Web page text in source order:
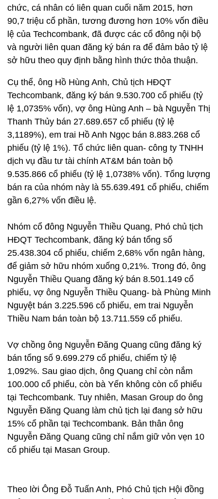
chức, cá nhân có liên quan cuối năm 2015, hơn
90,7 triệu cổ phần, tương đương hơn 10% vốn điều
lệ của Techcombank, đã được các cổ đông nội bộ
và người liên quan đăng ký bán ra để đảm bảo tỷ lệ
sở hữu theo quy định bằng hình thức thỏa thuận.
Cụ thể, ông Hồ Hùng Anh, Chủ tịch HĐQT
Techcombank, đăng ký bán 9.530.700 cổ phiếu (tỷ
lệ 1,0735% vốn), vợ ông Hùng Anh – bà Nguyễn Thị
Thanh Thủy bán 27.689.657 cổ phiếu (tỷ lệ
3,1189%), em trai Hồ Anh Ngọc bán 8.883.268 cổ
phiếu (tỷ lệ 1%). Tổ chức liên quan- công ty TNHH
dịch vụ đầu tư tài chính AT&M bán toàn bộ
9.535.866 cổ phiếu (tỷ lệ 1,0738% vốn). Tổng lượng
bán ra của nhóm này là 55.639.491 cổ phiếu, chiếm
gần 6,27% vốn điều lệ.
Nhóm cổ đông Nguyễn Thiều Quang, Phó chủ tịch
HĐQT Techcombank, đăng ký bán tổng số
25.438.304 cổ phiếu, chiếm 2,68% vốn ngân hàng,
để giảm sở hữu nhóm xuống 0,21%. Trong đó, ông
Nguyễn Thiều Quang đăng ký bán 8.501.149 cổ
phiếu, vợ ông Nguyễn Thiều Quang- bà Phùng Minh
Nguyệt bán 3.225.596 cổ phiếu, em trai Nguyễn
Thiều Nam bán toàn bộ 13.711.559 cổ phiếu.
Vợ chồng ông Nguyễn Đăng Quang cũng đăng ký
bán tổng số 9.699.279 cổ phiếu, chiếm tỷ lệ
1,092%. Sau giao dịch, ông Quang chỉ còn nắm
100.000 cổ phiếu, còn bà Yến không còn cổ phiếu
tại Techcombank. Tuy nhiên, Masan Group do ông
Nguyễn Đăng Quang làm chủ tịch lại đang sở hữu
15% cổ phần tại Techcombank. Bản thân ông
Nguyễn Đăng Quang cũng chỉ nắm giữ vỏn vẹn 10
cổ phiếu tại Masan Group.
Theo lời Ông Đỗ Tuấn Anh, Phó Chủ tịch Hội đồng